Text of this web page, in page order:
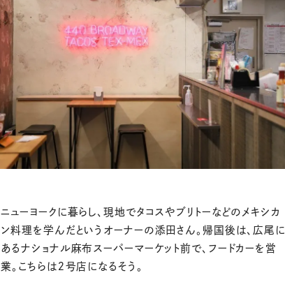
ニューヨークに暮らし、現地でタコスやブリトーなどのメキシカ
ン料理を学んだというオーナーの添田さん。帰国後は、広尾に
あるナショナル麻布スーパーマーケット前で、フードカーを営
業。こちらは２号店になるそう。